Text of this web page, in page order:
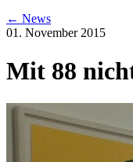
← News
01. November 2015
Mit 88